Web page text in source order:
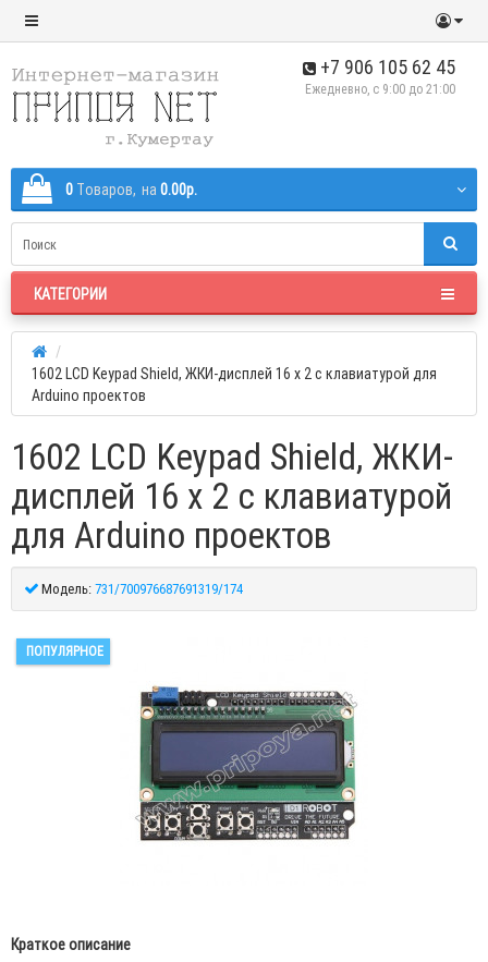
+7 906 105 62 45
Ежедневно, с 9:00 до 21:00
0 Tоваров, на 0.00р.
КАТЕГОРИИ
1602 LCD Keypad Shield, ЖКИ-дисплей 16 х 2 с клавиатурой для
Arduino проектов
1602 LCD Keypad Shield, ЖКИ-
дисплей 16 х 2 с клавиатурой
для Arduino проектов
Модель:731/700976687691319/174
ПОПУЛЯРНОЕ
Краткое описание